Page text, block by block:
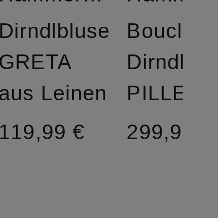
Dirndlbluse
GRETA
aus Leinen
119,99 €
Bouclé-
Dirndl
299,99 €